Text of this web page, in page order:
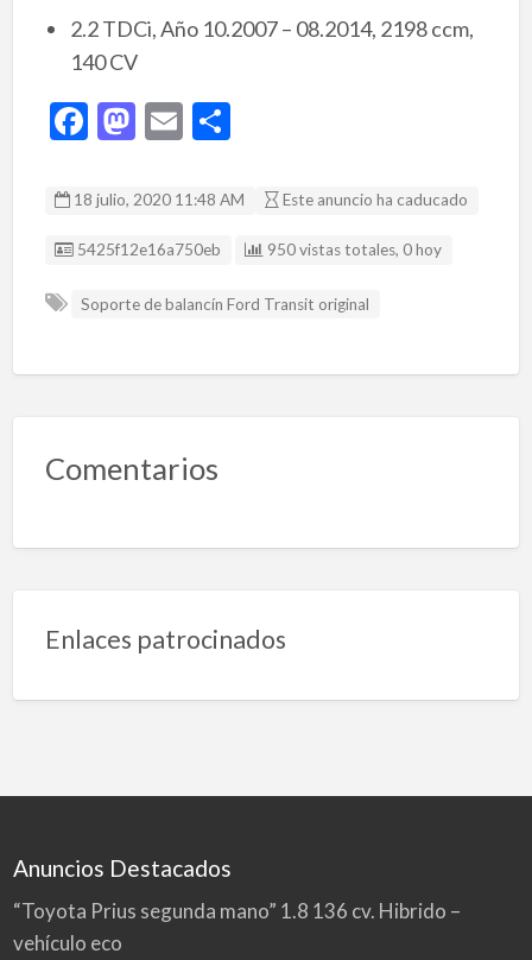
2.2 TDCi, Año 10.2007 – 08.2014, 2198 ccm,
140 CV
F
e
b
o
M
to
d
n
E
ai
l
C
m
p
ti
18 julio, 2020 11:48 AM Este anuncio ha caducado
Listing ID
5425f12e16a750eb 950 vistas totales, 0 hoy
Soporte de balancín Ford Transit original
Comentarios
Enlaces patrocinados
Anuncios Destacados
“Toyota Prius segunda mano” 1.8 136 cv. Hibrido –
vehículo eco